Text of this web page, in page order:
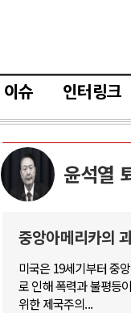
이슈 인터링크
윤석열
중앙아메리카의
미국은 19세기부터 중
로 인해 폭력과 불평등
위한 제국주의...